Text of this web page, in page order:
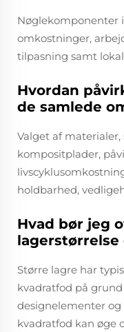
Nøglekomponenter
omkostninger,
tilpasning samt
Hvordan
de samlede
Valget af
kompositplader,
holdbarhed,
Hvad bør jeg
lagerstørrelse
Større lagre har
kvadratfod på
designelementer og
kvadratfod kan øge